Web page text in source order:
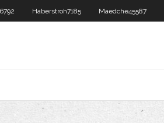
Haberstroh7185 Maedche45587